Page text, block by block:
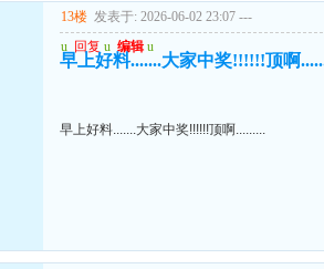
13楼 发表于: 2026-06-02 23:07 ---
u 回复 u 编辑 u
早上好料.......大家中奖!!!!!!顶啊
早上好料.......大家中奖!!!!!!顶啊.........